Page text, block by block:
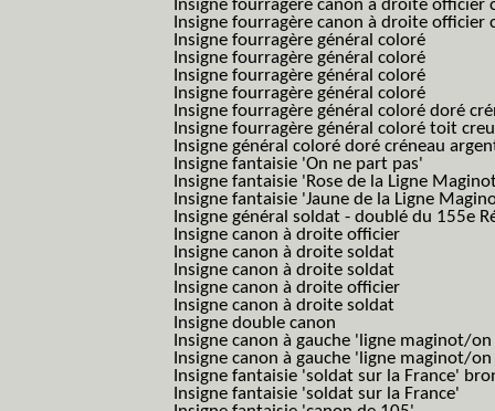
Insigne fourragère canon à droite
Insigne fourragère canon à droite
Insigne fourragère général coloré
Insigne fourragère général coloré
Insigne fourragère général coloré
Insigne fourragère général coloré
Insigne fourragère général coloré doré
Insigne fourragère général coloré toit
Insigne général coloré doré créneau
Insigne fantaisie 'On ne part pas'
Insigne fantaisie 'Rose de la Ligne
Insigne fantaisie 'Jaune de la Ligne
Insigne général soldat - doublé du 155e
Insigne canon à droite officier
Insigne canon à droite soldat
Insigne canon à droite soldat
Insigne canon à droite officier
Insigne canon à droite soldat
Insigne double canon
Insigne canon à gauche 'ligne maginot/
Insigne canon à gauche 'ligne maginot/
Insigne fantaisie 'soldat sur la France'
Insigne fantaisie 'soldat sur la France'